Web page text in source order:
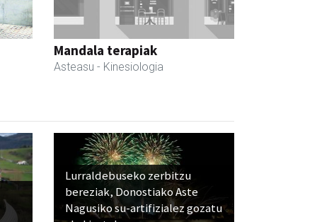
Mandala terapiak
Asteasu - Kinesiologia
Lurraldebuseko zerbitzu
bereziak, Donostiako Aste
Nagusiko su-artifizialez gozatu